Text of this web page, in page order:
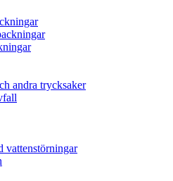
andra trycksaker
vattenstörningar